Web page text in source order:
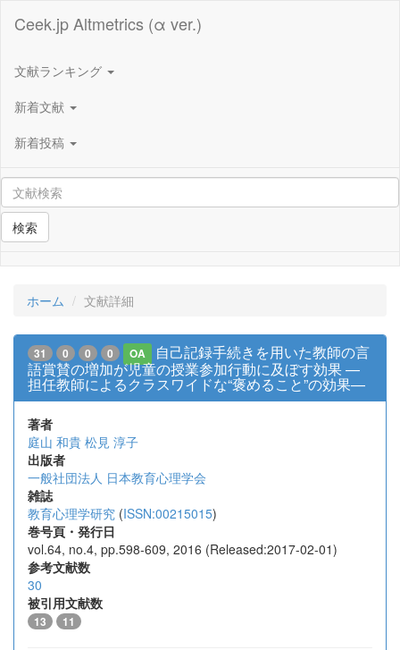
Ceek.jp Altmetrics (α ver.)
文献ランキング
新着文献
新着投稿
検索
ホーム 文献詳細
31 0 0 0 OA
自己記録手続きを用いた教師の言
語賞賛の増加が児童の授業参加行動に及ぼす効果 —
担任教師によるクラスワイドな“褒めること”の効果—
著者
庭山 和貴 松見 淳子
出版者
一般社団法人 日本教育心理学会
雑誌
教育心理学研究 (ISSN:00215015)
巻号頁・発行日
vol.64, no.4, pp.598-609, 2016 (Released:2017-02-01)
参考文献数
30
被引用文献数
13 11